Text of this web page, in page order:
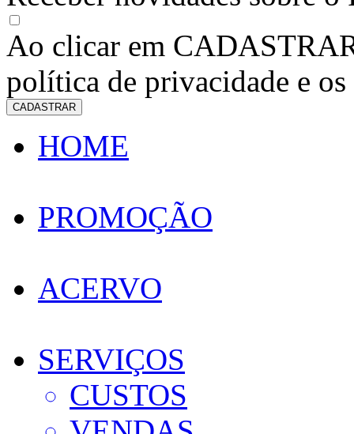
Ao clicar em
política de privacidade e os
CADASTRAR
HOME
PROMOÇÃO
ACERVO
SERVIÇOS
CUSTOS